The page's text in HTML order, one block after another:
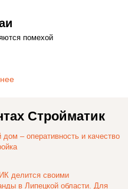
помехой
Стройматик